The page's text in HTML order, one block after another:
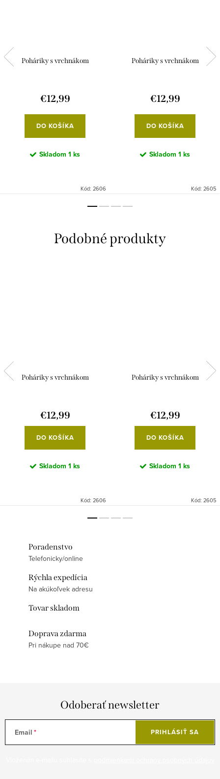
Poháriky s vrchnákom
€12,99
DO KOŠÍKA
Skladom 1 ks
Kód: 2606
Poháriky s vrchnákom
€12,99
DO KOŠÍKA
Skladom 1 ks
Kód: 2605
Poháriky s vrchnákom
€12,99
DO KOŠÍKA
Skladom 1 ks
Kód: 2606
Poháriky s vrchnákom
€12,99
DO KOŠÍKA
Skladom 1 ks
Kód: 2605
Poradenstvo
Telefonicky/online
Rýchla expedícia
Na akúkoľvek adresu
Tovar skladom
Doprava zdarma
Pri nákupe nad 70€
Odoberať newsletter
Email PRIHLÁSIŤ SA